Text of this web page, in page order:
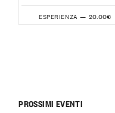
ESPERIENZA — 20.00€
PROSSIMI EVENTI